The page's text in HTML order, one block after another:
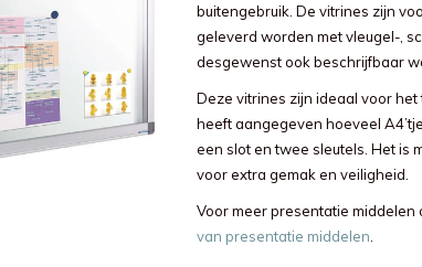
buitengebruik. De vitrines zijn
geleverd worden met vleugel-,
desgewenst ook beschrijfbaar
Deze vitrines zijn ideaal voor
heeft aangegeven hoeveel
een slot en twee sleutels. Het is
voor extra gemak en veiligheid.
Voor meer presentatie middelen
van presentatie middelen